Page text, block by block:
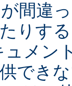
間違
りす
ュメン
でき